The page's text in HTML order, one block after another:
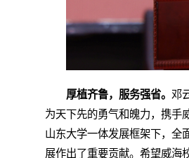
厚植齐鲁，服务强省。邓
为天下先的勇气和魄力，携手
山东大学一体发展框架下，全
展作出了重要贡献。希望威海